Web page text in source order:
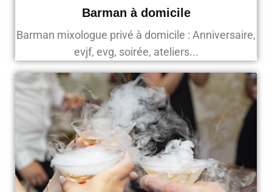
Barman à domicile
Barman mixologue privé à domicile : Anniversaire,
evjf, evg, soirée, ateliers...